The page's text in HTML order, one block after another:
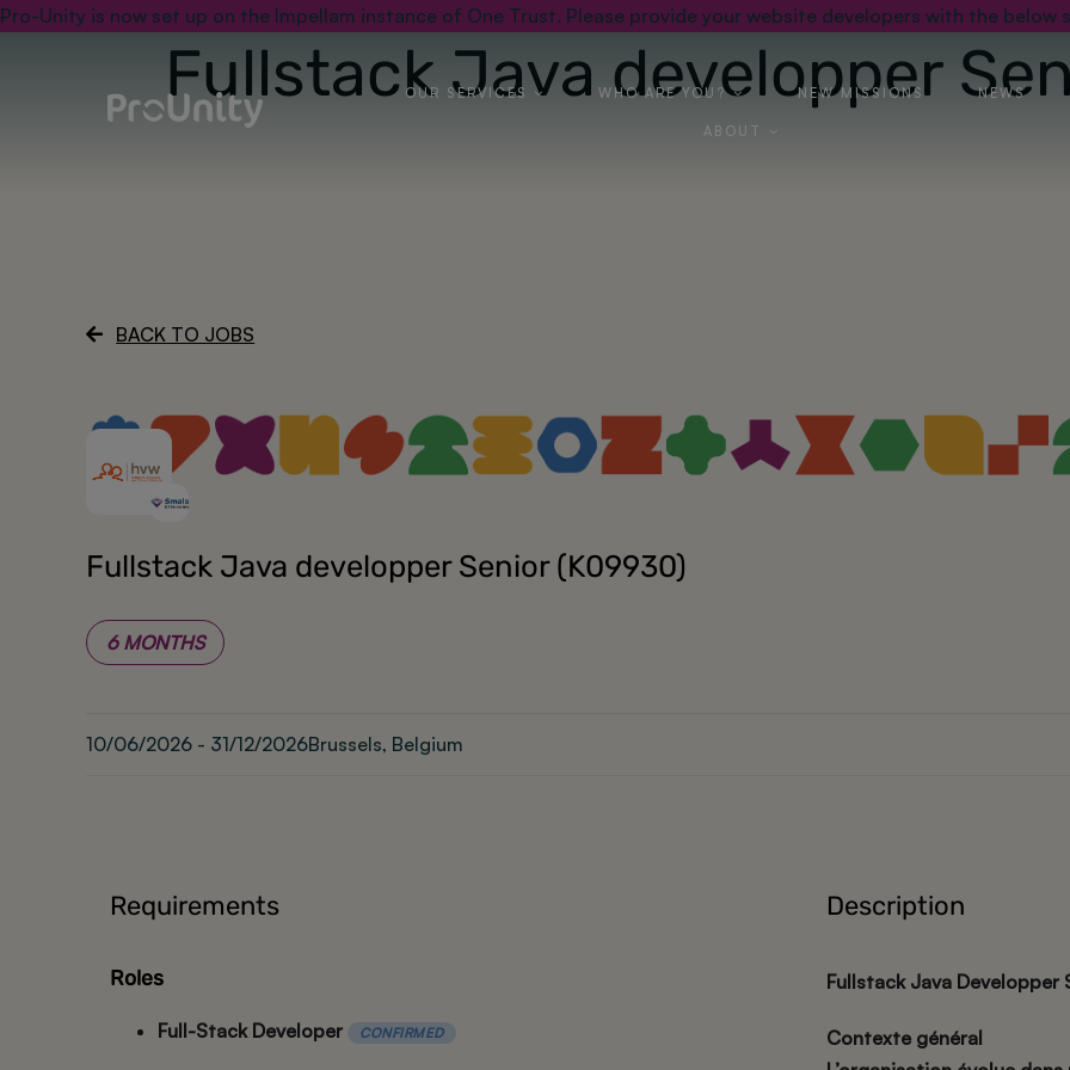
Pro-Unity is now set up on the Impellam instance of One Trust. Please provide your website developers with the
OUR SERVICES WHO ARE YOU? NEW MISSIONS NEWS
ABOUT
Fullstack Java developper
BACK TO JOBS
Fullstack Java developper Senior (K09930)
6 MONTHS
10/06/2026 - 31/12/2026Brussels, Belgium
Requirements
Roles
Full-Stack Developer CONFIRMED
Description
Fullstack Java Developper
Contexte général